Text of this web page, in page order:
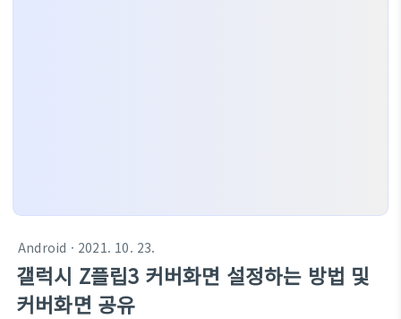
Android · 2021. 10. 23.
갤럭시 Z플립3 커버화면 설정하는 방법 및
커버화면 공유